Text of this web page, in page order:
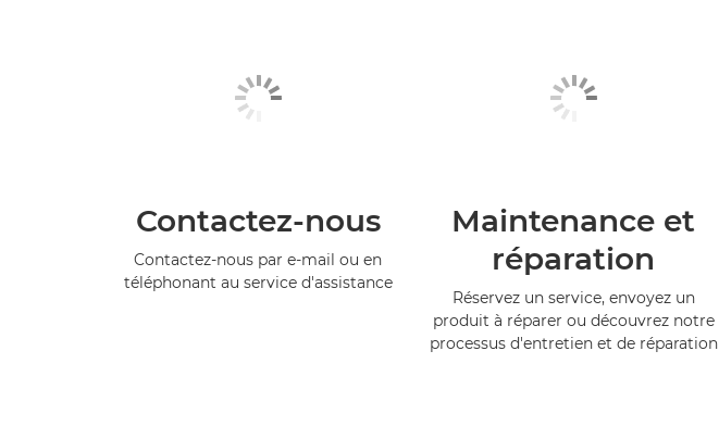
Contactez-nous
Contactez-nous par e-mail ou en
téléphonant au service d'assistance
Maintenance et
réparation
Réservez un service, envoyez un
produit à réparer ou découvrez notre
processus d'entretien et de réparation